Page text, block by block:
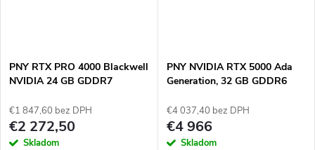
PNY RTX PRO 4000 Blackwell
NVIDIA 24 GB GDDR7
€1 847,60 bez DPH
€2 272,50
Skladom
PNY NVIDIA RTX 5000 Ada
Generation, 32 GB GDDR6
Dual Slot, 4x DP 1.4a, ATX -
ATX bracket, 1x 16-pin power
supply cable, retial
€4 037,40 bez DPH
€4 966
Skladom